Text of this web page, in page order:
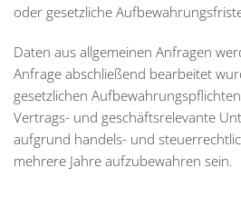
oder gesetzliche
Daten aus allgemeinen Anfragen
Anfrage abschließend bearbeitet
gesetzlichen
Vertrags- und geschäftsrelevante
aufgrund handels- und
mehrere Jahre aufzubewahren sein.